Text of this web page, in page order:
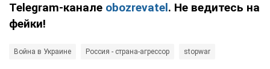
Telegram-канале obozrevatel. Не ведитесь на
фейки!
Война в Украине Россия - страна-агрессор stopwar